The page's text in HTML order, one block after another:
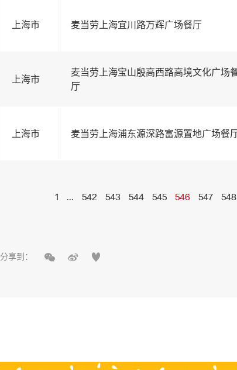
上海市 麦当劳上海宜川路万辉广场餐厅
上海市
麦当劳上海宝山殷高西路高境文化广场
厅
上海市 麦当劳上海浦东源深路富源置地广场餐
1 ... 542 543 544 545 546 547 548
分享到：   